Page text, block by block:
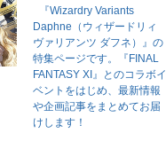
『Wizardry Variants
Daphne（ウィザードリィ
ヴァリアンツ ダフネ）』の
特集ページです。『FINAL
FANTASY XI』とのコラボイ
ベントをはじめ、最新情報
や企画記事をまとめてお届
けします！